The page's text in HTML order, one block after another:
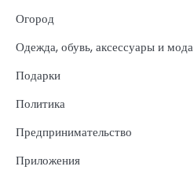
Огород
Одежда, обувь, аксессуары и мода
Подарки
Политика
Предпринимательство
Приложения